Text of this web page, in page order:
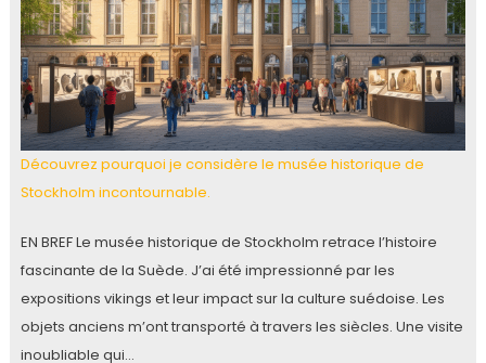
Découvrez pourquoi je considère le musée historique de
Stockholm incontournable.
EN BREF Le musée historique de Stockholm retrace l’histoire
fascinante de la Suède. J’ai été impressionné par les
expositions vikings et leur impact sur la culture suédoise. Les
objets anciens m’ont transporté à travers les siècles. Une visite
inoubliable qui…